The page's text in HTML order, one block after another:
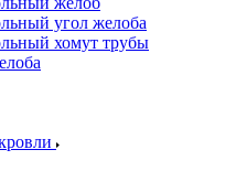
угол желоба
хомут трубы